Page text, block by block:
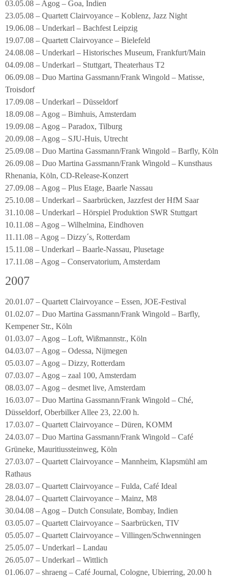
03.05.08 – Agog – Goa, Indien
23.05.08 – Quartett Clairvoyance – Koblenz, Jazz Night
19.06.08 – Underkarl – Bachfest Leipzig
19.07.08 – Quartett Clairvoyance – Bielefeld
24.08.08 – Underkarl – Historisches Museum, Frankfurt/Main
04.09.08 – Underkarl – Stuttgart, Theaterhaus T2
06.09.08 – Duo Martina Gassmann/Frank Wingold – Matisse,
Troisdorf
17.09.08 – Underkarl – Düsseldorf
18.09.08 – Agog – Bimhuis, Amsterdam
19.09.08 – Agog – Paradox, Tilburg
20.09.08 – Agog – SJU-Huis, Utrecht
25.09.08 – Duo Martina Gassmann/Frank Wingold – Barfly, Köln
26.09.08 – Duo Martina Gassmann/Frank Wingold – Kunsthaus
Rhenania, Köln, CD-Release-Konzert
27.09.08 – Agog – Plus Etage, Baarle Nassau
25.10.08 – Underkarl – Saarbrücken, Jazzfest der HfM Saar
31.10.08 – Underkarl – Hörspiel Produktion SWR Stuttgart
10.11.08 – Agog – Wilhelmina, Eindhoven
11.11.08 – Agog – Dizzy´s, Rotterdam
15.11.08 – Underkarl – Baarle-Nassau, Plusetage
17.11.08 – Agog – Conservatorium, Amsterdam
2007
20.01.07 – Quartett Clairvoyance – Essen, JOE-Festival
01.02.07 – Duo Martina Gassmann/Frank Wingold – Barfly,
Kempener Str., Köln
01.03.07 – Agog – Loft, Wißmannstr., Köln
04.03.07 – Agog – Odessa, Nijmegen
05.03.07 – Agog – Dizzy, Rotterdam
07.03.07 – Agog – zaal 100, Amsterdam
08.03.07 – Agog – desmet live, Amsterdam
16.03.07 – Duo Martina Gassmann/Frank Wingold – Ché,
Düsseldorf, Oberbilker Allee 23, 22.00 h.
17.03.07 – Quartett Clairvoyance – Düren, KOMM
24.03.07 – Duo Martina Gassmann/Frank Wingold – Café
Grüneke, Mauritiussteinweg, Köln
27.03.07 – Quartett Clairvoyance – Mannheim, Klapsmühl am
Rathaus
28.03.07 – Quartett Clairvoyance – Fulda, Café Ideal
28.04.07 – Quartett Clairvoyance – Mainz, M8
30.04.08 – Agog – Dutch Consulate, Bombay, Indien
03.05.07 – Quartett Clairvoyance – Saarbrücken, TIV
05.05.07 – Quartett Clairvoyance – Villingen/Schwenningen
25.05.07 – Underkarl – Landau
26.05.07 – Underkarl – Wittlich
01.06.07 – shraeng – Café Journal, Cologne, Ubierring, 20.00 h